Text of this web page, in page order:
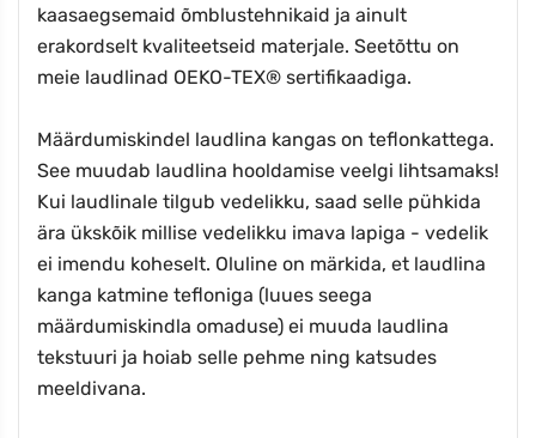
kaasaegsemaid õmblustehnikaid ja ainult
erakordselt kvaliteetseid materjale. Seetõttu on
meie laudlinad OEKO-TEX® sertifikaadiga.
Määrdumiskindel laudlina kangas on teflonkattega.
See muudab laudlina hooldamise veelgi lihtsamaks!
Kui laudlinale tilgub vedelikku, saad selle pühkida
ära ükskõik millise vedelikku imava lapiga - vedelik
ei imendu koheselt. Oluline on märkida, et laudlina
kanga katmine tefloniga (luues seega
määrdumiskindla omaduse) ei muuda laudlina
tekstuuri ja hoiab selle pehme ning katsudes
meeldivana.